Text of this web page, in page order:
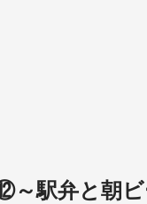
～駅弁と朝